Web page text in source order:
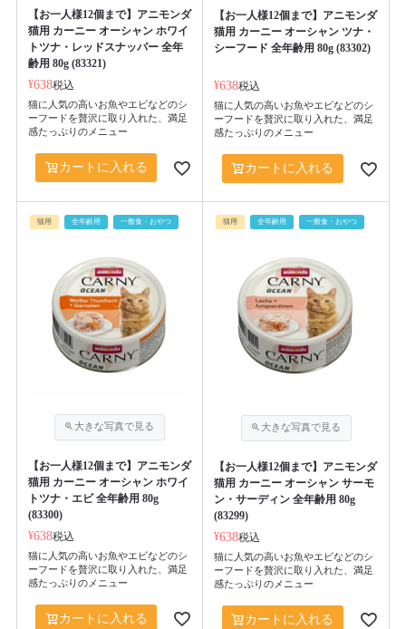
【お一人様12個まで】アニモンダ
猫用 カーニー オーシャン ホワイ
トツナ・レッドスナッパー 全年
齢用 80g (83321)
¥638税込
猫に人気の高いお魚やエビなどのシ
ーフードを贅沢に取り入れた、満足
感たっぷりのメニュー
カートに入れる
【お一人様12個まで】アニモンダ
猫用 カーニー オーシャン ツナ・
シーフード 全年齢用 80g (83302)
¥638税込
猫に人気の高いお魚やエビなどのシ
ーフードを贅沢に取り入れた、満足
感たっぷりのメニュー
カートに入れる
猫用 全年齢用 一般食・おやつ
【お一人様12個まで】アニモンダ
猫用 カーニー オーシャン ホワイ
トツナ・エビ 全年齢用 80g
(83300)
¥638税込
猫に人気の高いお魚やエビなどのシ
ーフードを贅沢に取り入れた、満足
感たっぷりのメニュー
カートに入れる
猫用 全年齢用 一般食・おやつ
【お一人様12個まで】アニモンダ
猫用 カーニー オーシャン サーモ
ン・サーディン 全年齢用 80g
(83299)
¥638税込
猫に人気の高いお魚やエビなどのシ
ーフードを贅沢に取り入れた、満足
感たっぷりのメニュー
カートに入れる